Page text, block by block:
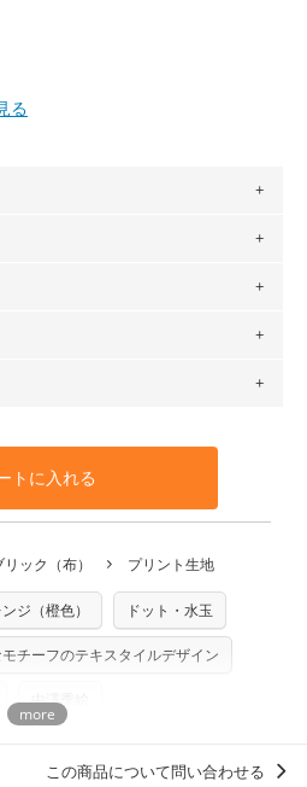
る
売になります。
に「50cmずつカット希望」など
でのカットのみ）
もっと詳しく見る
のプリントに使用している生地は
％コットン（ローン）・コッ
％コットン（ツイル）・
・11号帆布）です。
）を購入する
は2mまで型紙は2個までとなりま
宅急便での配送となります。
つかった場合は、4～5営業日後
す。
せん。
ん。出来上がり次第、順次発送
みをプリントするため、
購入後
うお願いします。思っていた色味
品は承れません。予めご了承くだ
どでの販売用アイテムの製作にご
fabric使用」といった記載
際に起こる全ての問題、クレーム
い）
グ型紙シリーズ）および柄がえ
紙は商用利用できませんのでご
転用・販売および型紙を使用して
こちら
トに入れる
ック（布） プリント生地
ジ（橙色） ドット・水玉
チーフのテキスタイルデザイン
中澤季絵
この商品について問い合わせる